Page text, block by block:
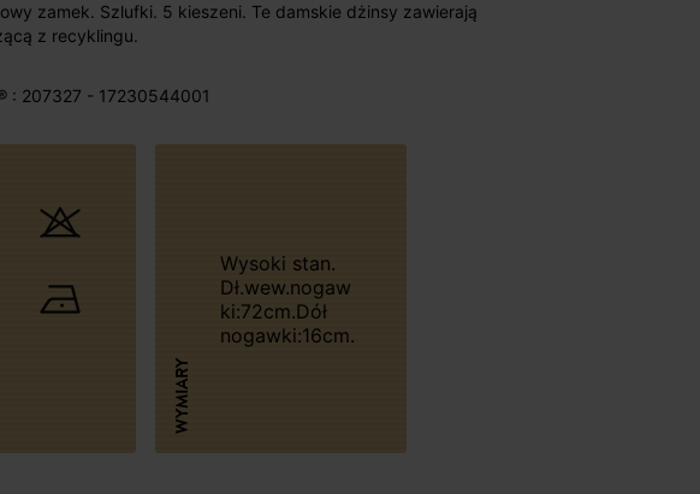
zamek. Szlufki. 5 kieszeni. Te damskie dżinsy zawierają
z recyklingu.
: 207327 - 17230544001
WYMIARY
Wysoki stan.
Dł.wew.nogaw
ki:72cm.Dół
nogawki:16cm.